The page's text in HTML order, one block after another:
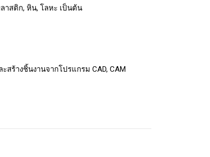
าสติก, หิน, โลหะ เป็นต้น
สร้างชิ้นงานจากโปรแกรม CAD, CAM